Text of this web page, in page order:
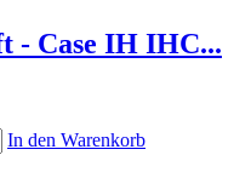
- Case IH IHC...
In den Warenkorb